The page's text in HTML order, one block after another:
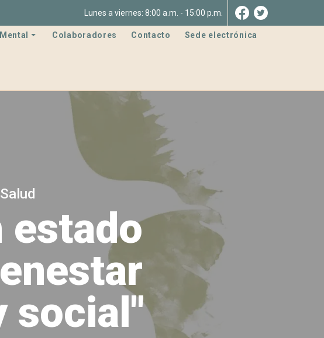
Lunes a viernes: 8:00 a.m. - 15:00 p.m.
Colaboradores Contacto Sede electrónica
estado
social"